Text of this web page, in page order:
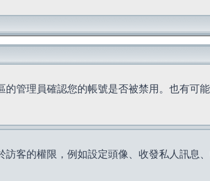
管理員確認您的帳號是否被禁用。也有可
客的權限，例如設定頭像、收發私人訊息